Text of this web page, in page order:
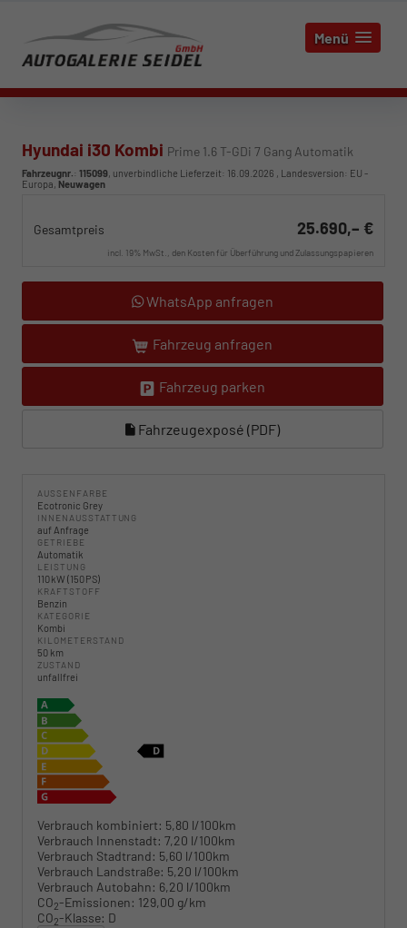
Menü
Hyundai i30 Kombi Prime 1.6 T-GDi 7 Gang Automatik
Fahrzeugnr.: 115099, unverbindliche Lieferzeit: 16.09.2026 , Landesversion: EU -
Europa, Neuwagen
Gesamtpreis 25.690,– €
incl. 19% MwSt., den Kosten für Überführung und Zulassungspapieren
WhatsApp anfragen
Fahrzeug anfragen
Fahrzeug parken
Fahrzeugexposé (PDF)
AUSSENFARBE
Ecotronic Grey
INNENAUSSTATTUNG
auf Anfrage
GETRIEBE
Automatik
LEISTUNG
110 kW (150 PS)
KRAFTSTOFF
Benzin
KATEGORIE
Kombi
KILOMETERSTAND
50 km
ZUSTAND
unfallfrei
Verbrauch kombiniert: 5,80 l/100km
Verbrauch Innenstadt: 7,20 l/100km
Verbrauch Stadtrand: 5,60 l/100km
Verbrauch Landstraße: 5,20 l/100km
Verbrauch Autobahn: 6,20 l/100km
CO2-Emissionen: 129,00 g/km
CO2-Klasse: D